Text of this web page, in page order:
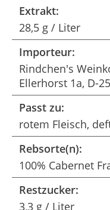
Extrakt:
28,5 g / Liter
Importeur:
Rindchen's
Ellerhorst 1a, D-
Passt zu:
rotem Fleisch,
Rebsorte(n):
100% Cabernet
Restzucker:
3,3 g / Liter